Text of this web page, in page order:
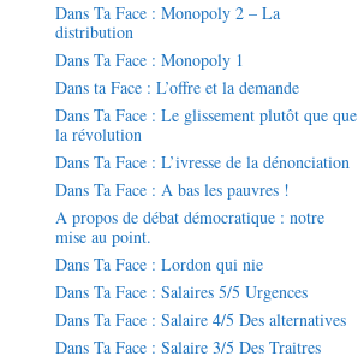
Dans Ta Face : Monopoly 2 – La
distribution
Dans Ta Face : Monopoly 1
Dans ta Face : L’offre et la demande
Dans Ta Face : Le glissement plutôt que que
la révolution
Dans Ta Face : L’ivresse de la dénonciation
Dans Ta Face : A bas les pauvres !
A propos de débat démocratique : notre
mise au point.
Dans Ta Face : Lordon qui nie
Dans Ta Face : Salaires 5/5 Urgences
Dans Ta Face : Salaire 4/5 Des alternatives
Dans Ta Face : Salaire 3/5 Des Traitres